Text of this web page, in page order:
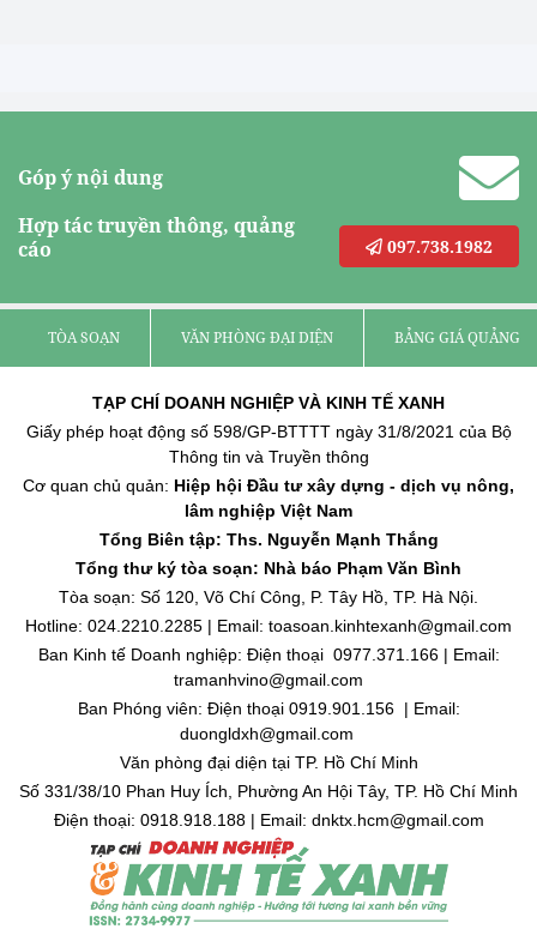
Góp ý nội dung
Hợp tác truyền thông, quảng
cáo
097.738.1982
TÒA SOẠN VĂN PHÒNG ĐẠI DIỆN BẢNG GIÁ QUẢNG
TẠP CHÍ DOANH NGHIỆP VÀ KINH TẾ XANH
Giấy phép hoạt động số 598/GP-BTTTT ngày 31/8/2021 của Bộ
Thông tin và Truyền thông
Cơ quan chủ quản: Hiệp hội Đầu tư xây dựng - dịch vụ nông,
lâm nghiệp Việt Nam
Tổng Biên tập: Ths. Nguyễn Mạnh Thắng
Tổng thư ký tòa soạn: Nhà báo Phạm Văn Bình
Tòa soạn: Số 120, Võ Chí Công, P. Tây Hồ, TP. Hà Nội.
Hotline: 024.2210.2285 | Email: toasoan.kinhtexanh@gmail.com
Ban Kinh tế Doanh nghiệp: Điện thoại 0977.371.166 | Email:
tramanhvino@gmail.com
Ban Phóng viên: Điện thoại 0919.901.156 | Email:
duongldxh@gmail.com
Văn phòng đại diện tại TP. Hồ Chí Minh
Số 331/38/10 Phan Huy Ích, Phường An Hội Tây, TP. Hồ Chí Minh
Điện thoại: 0918.918.188 | Email: dnktx.hcm@gmail.com